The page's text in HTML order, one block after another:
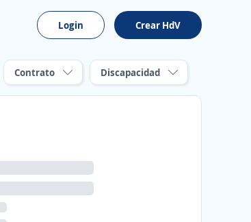
Login Crear HdV
Contrato Discapacidad